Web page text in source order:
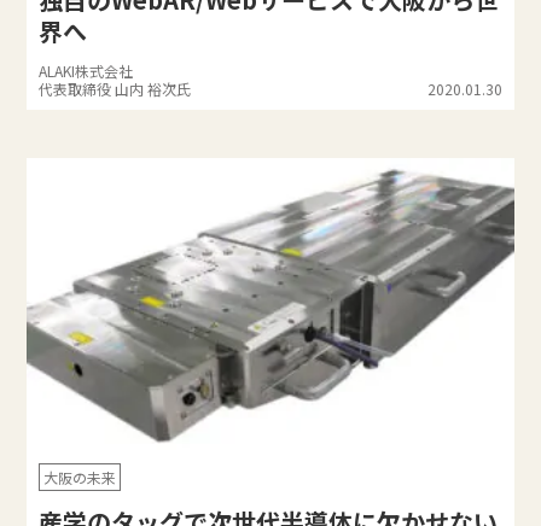
界へ
ALAKI株式会社
代表取締役 山内 裕次氏
2020.01.30
大阪の未来